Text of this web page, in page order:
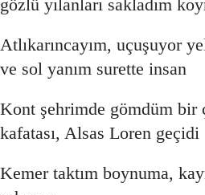
gözlü yılanları sakladım
Atlıkarıncayım, uçuşuyor
ve sol yanım surette insan
Kont şehrimde gömdüm
kafatası, Alsas Loren geçidi
Kemer taktım boynuma,